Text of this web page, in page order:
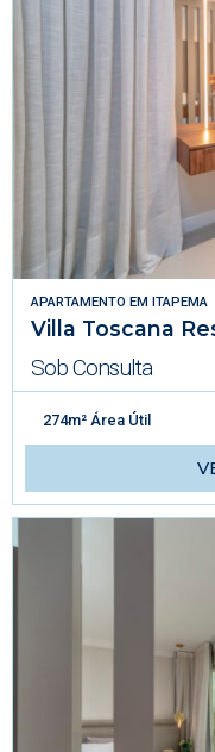
APARTAMENTO EM ITAPEMA
Villa Toscana
Sob Consulta
274m² Área Útil